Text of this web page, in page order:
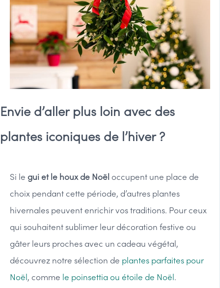
Envie d’aller plus loin avec des
plantes iconiques de l’hiver ?
Si le gui et le houx de Noël occupent une place de
choix pendant cette période, d’autres plantes
hivernales peuvent enrichir vos traditions. Pour ceux
qui souhaitent sublimer leur décoration festive ou
gâter leurs proches avec un cadeau végétal,
découvrez notre sélection de plantes parfaites pour
Noël, comme le poinsettia ou étoile de Noël.